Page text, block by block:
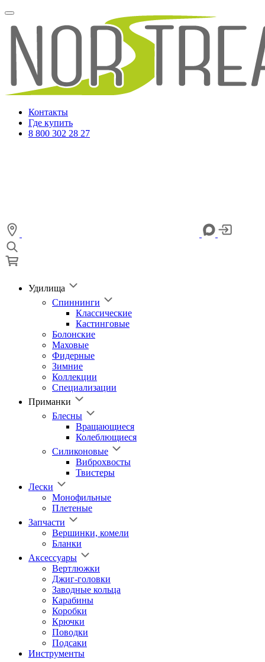
Контакты
Где купить
8 800 302 28 27
Удилища
Спиннинги
Классические
Кастинговые
Болонские
Маховые
Фидерные
Зимние
Коллекции
Специализации
Приманки
Блесны
Вращающиеся
Колеблющиеся
Силиконовые
Виброхвосты
Твистеры
Лески
Монофильные
Плетеные
Запчасти
Вершинки, комели
Бланки
Аксессуары
Вертлюжки
Джиг-головки
Заводные кольца
Карабины
Коробки
Крючки
Поводки
Подсаки
Инструменты